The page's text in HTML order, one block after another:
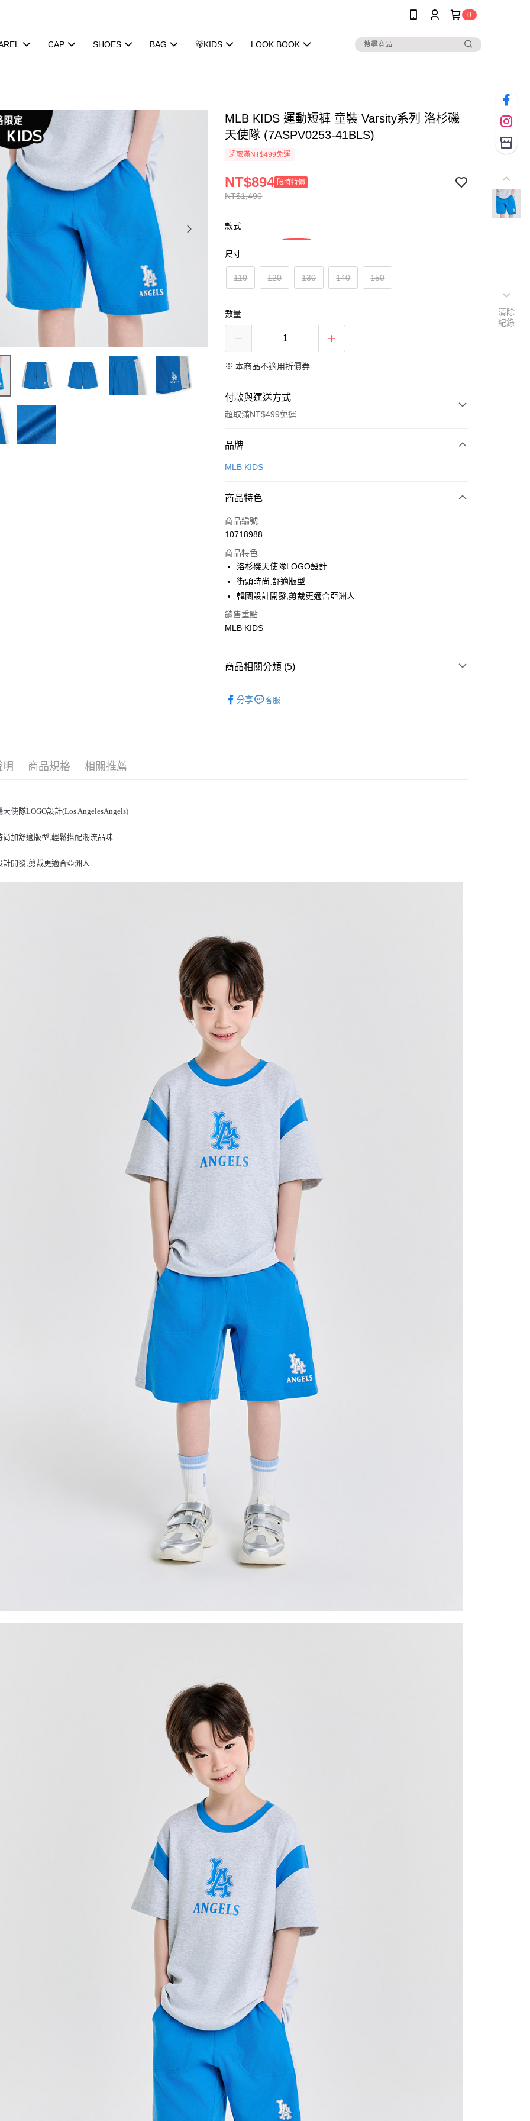
0
CAP SHOES BAG 🐻KIDS LOOK BOOK
MLB KIDS 運動短褲 童裝 Varsity系列 洛杉磯
天使隊 (7ASPV0253-41BLS)
超取滿NT$499免運
NT$1,490
NT$894 限時特價
款式
尺寸
110 120 130 140 150
數量
※ 本商品不適用折價券
付款與運送方式
超取滿NT$499免運
付款方式
信用卡一次付款
Apple Pay
街口支付
悠遊付
運送方式
全家取貨<不支援離島取退>
品牌
MLB KIDS
商品特色
商品編號
10718988
商品特色
洛杉磯天使隊LOGO設計
街頭時尚,舒適版型
韓國設計開發,剪裁更適合亞洲人
銷售重點
MLB KIDS
商品相關分類 (5)
分享 客服
明 商品規格 相關推薦
天使隊LOGO設計(Los AngelesAngels)
尚加舒適版型,輕鬆搭配潮流品味
計開發,剪裁更適合亞洲人
清除
紀錄